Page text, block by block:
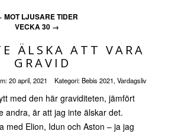
MOT LJUSARE TIDER
VECKA 30 →
ÄLSKA ATT VARA
GRAVID
20 april, 2021 Kategori:Bebis 2021, Vardagsliv
med den här graviditeten, jämfört
andra, är att jag inte älskar det.
med Elion, Idun och Aston – ja jag